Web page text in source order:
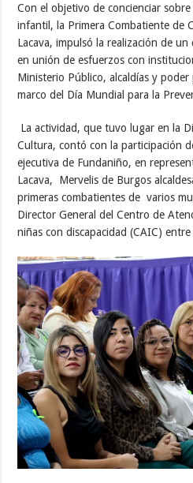
Con el objetivo de concienciar
infantil, la Primera Combatiente de
Lacava, impulsó la realización de
en unión de esfuerzos con
Ministerio Público, alcaldías y
marco del Día Mundial para la
La actividad, que tuvo lugar en la
Cultura, contó con la participación
ejecutiva de Fundaniño, en
Lacava, Mervelis de Burgos
primeras combatientes de varios
Director General del Centro de
niñas con discapacidad (CAIC)